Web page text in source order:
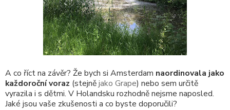
A co říct na závěr? Že bych si Amsterdam naordinovala jako
každoroční voraz (stejnějako Grape) nebo sem určitě
vyrazila i s dětmi. V Holandsku rozhodně nejsme naposled.
Jaké jsou vaše zkušenosti a co byste doporučili?